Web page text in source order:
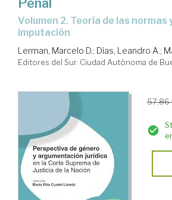
Penal
Volumen 2. Teoría de las normas y Teoría de la
imputación
Lerman, Marcelo D.; Dias, Leandro A.;
Editores del Sur. Ciudad Autónoma de
57,86